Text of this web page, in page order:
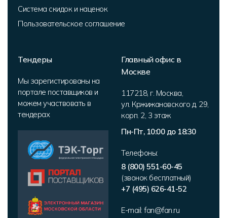
Система скидок и наценок
Пользовательское соглашение
Тендеры
Мы зарегистированы на
портале поставщиков и
можем участвовать в
тендерах
Главный офис в
Москве
117218, г. Москва,
ул. Кржижановского д. 29,
корп. 2, 3 этаж
Пн-Пт, 10:00 до 18:30
Телефоны:
8 (800) 551-60-45
(звонок бесплатный)
+7 (495) 626-41-52
E-mail: fan@fan.ru